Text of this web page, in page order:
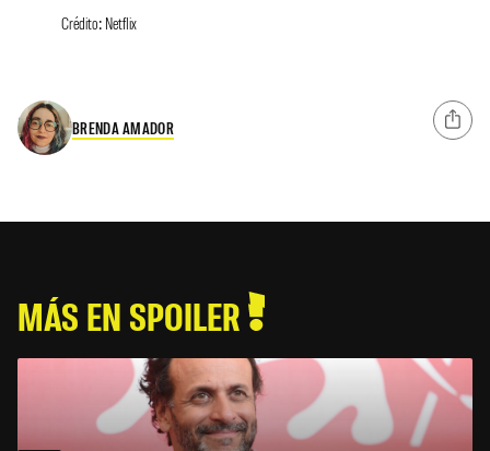
Crédito: Netflix
BRENDA AMADOR
MÁS EN SPOILER